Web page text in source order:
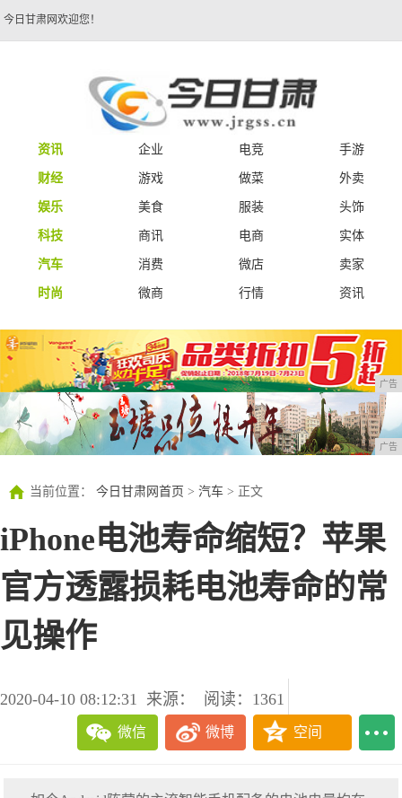
今日甘肃网欢迎您！
资讯 企业 电竞
手游
财经
游戏 做菜
外卖
娱乐
美食 服装
头饰
科技
商讯 电商
实体
汽车
消费 微店
卖家
时尚
微商 行情 资讯
广告
广告
当前位置： 今日甘肃网首页 > 汽车 > 正文
iPhone电池寿命缩短？苹果
官方透露损耗电池寿命的常
见操作
2020-04-10 08:12:31 来源： 阅读：1361
微信 微博 空间